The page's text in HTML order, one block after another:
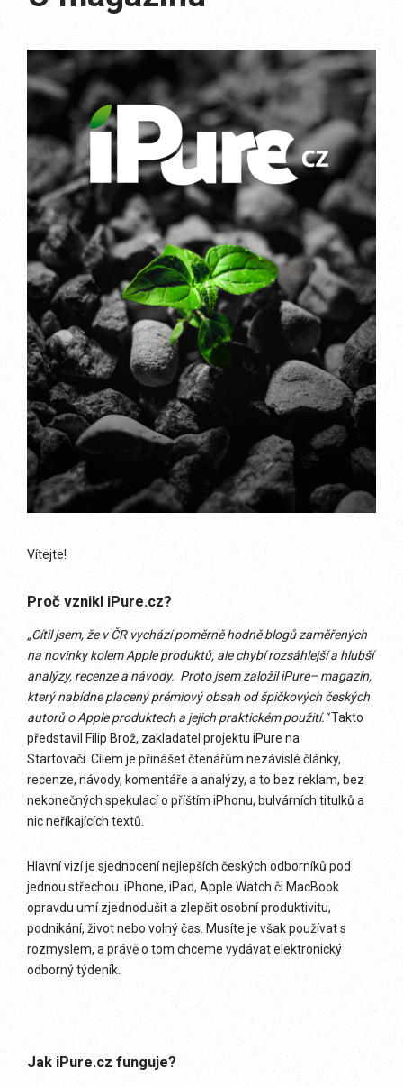
Vítejte!
Proč vznikl iPure.cz?
„Cítil jsem, že v ČR vychází poměrně hodně blogů zaměřených
na novinky kolem Apple produktů, ale chybí rozsáhlejší a hlubší
analýzy, recenze a návody. Proto jsem založil iPure– magazín,
který nabídne placený prémiový obsah od špičkových českých
autorů o Apple produktech a jejich praktickém použití.“Takto
představil Filip Brož, zakladatel projektu iPure na
Startovači. Cílem je přinášet čtenářům nezávislé články,
recenze, návody, komentáře a analýzy, a to bez reklam, bez
nekonečných spekulací o příštím iPhonu, bulvárních titulků a
nic neříkajících textů.
Hlavní vizí je sjednocení nejlepších českých odborníků pod
jednou střechou. iPhone, iPad, Apple Watch či MacBook
opravdu umí zjednodušit a zlepšit osobní produktivitu,
podnikání, život nebo volný čas. Musíte je však používat s
rozmyslem, a právě o tom chceme vydávat elektronický
odborný týdeník.
Jak iPure.cz funguje?